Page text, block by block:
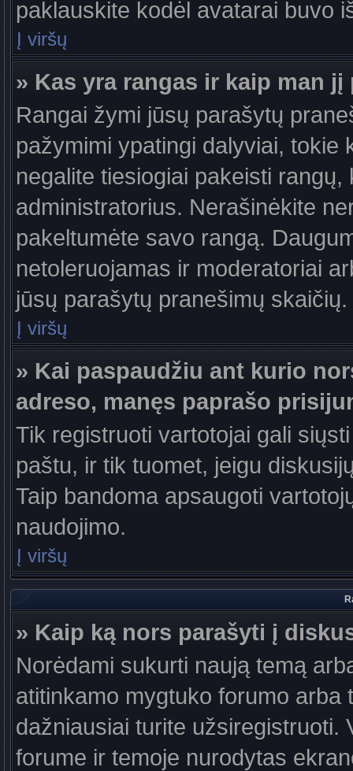
paklauskite kodėl avatarai buvo
Į viršų
» Kas yra rangas ir kaip man
Rangai žymi jūsų parašytų
pažymimi ypatingi dalyviai, tokie
negalite tiesiogiai pakeisti
administratorius. Nerašinėkite
pakeltumėte savo rangą.
netoleruojamas ir moderatoriai
jūsų parašytų pranešimų skaičių.
Į viršų
» Kai paspaudžiu ant kurio
adreso, manęs paprašo
Tik registruoti vartotojai gali
paštu, ir tik tuomet, jeigu
Taip bandoma apsaugoti
naudojimo.
Į viršų
» Kaip ką nors parašyti į
Norėdami sukurti naują temą
atitinkamo mygtuko forumo
dažniausiai turite užsiregistruoti.
forume ir temoje nurodytas